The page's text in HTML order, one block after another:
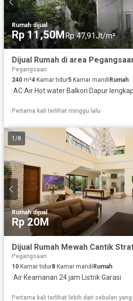
Rumah·dijual
Rp 11,50MRp 47,91Jt/m²
Dijual Rumah di area
Pegangsaan
240 m²4 Kamar tidur5 Kamar mandiRumah
·AC·Air·Hot water·Balkon·Dapur lengkap
Pertama kali terlihat minggu lalu
1 /8
Rumah·dijual
Rp 20M
Pegangsaan
10 Kamar tidur8 Kamar mandi Rumah
·Air·Keamanan 24 jam·Listrik·Garasi
Pertama kali terlihat lebih dari sebulan yang